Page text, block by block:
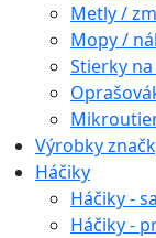
Metly /
Mopy /
Stierky
Výrobky
Háčiky
Háčiky -
Háčiky -